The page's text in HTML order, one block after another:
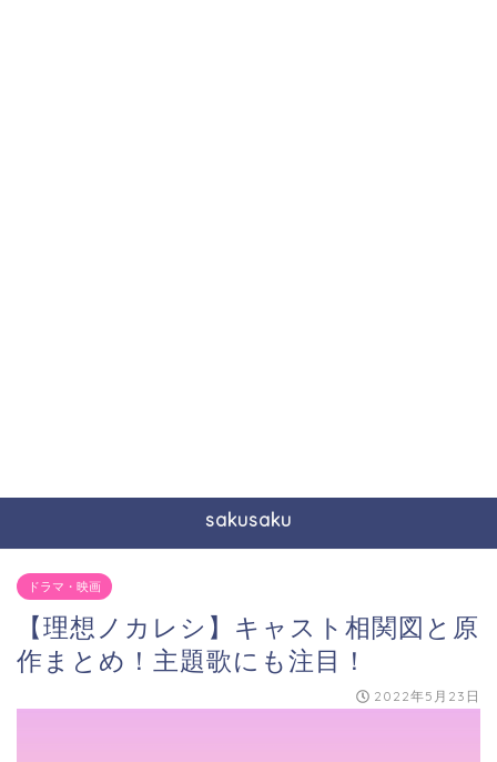
sakusaku
ドラマ・映画
【理想ノカレシ】キャスト相関図と原
作まとめ！主題歌にも注目！
2022年5月23日